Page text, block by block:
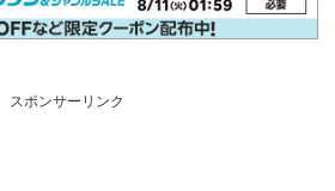
スポンサーリンク